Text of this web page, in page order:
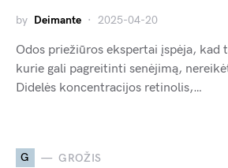
by Deimante 2025-04-20
Odos priežiūros ekspertai įspėja,
kurie gali pagreitinti senėjimą,
Didelės koncentracijos retinolis,…
G GROŽIS